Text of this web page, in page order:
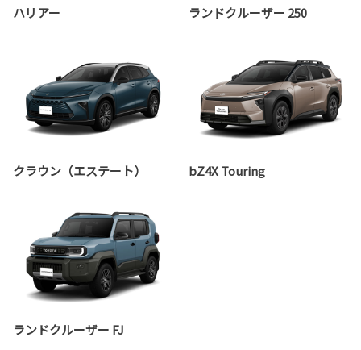
ハリアー ランドクルーザー 250
クラウン（エステート） bZ4X Touring
ランドクルーザー FJ